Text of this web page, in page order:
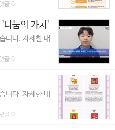
글 0
나눔의 가치'
니다. 자세한 내
글 0
니다. 자세한 내
글 0